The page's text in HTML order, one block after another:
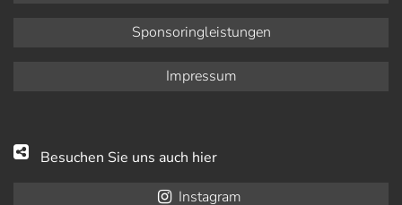
Sponsoringleistungen
Impressum
Besuchen Sie uns auch hier
Instagram